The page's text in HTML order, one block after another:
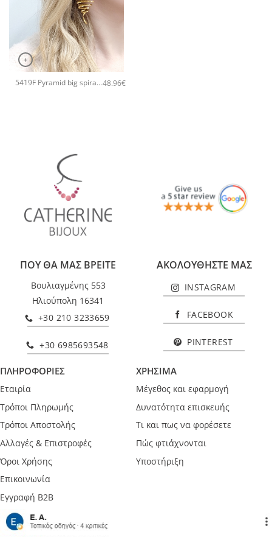
+
5419F Pyramid big spiral χειροποίητα σκουλαρίκια Catherine bijoux Ροζ χρυσό48.96€
ΠΟΥ ΘΑ ΜΑΣ ΒΡΕΙΤΕ
Βουλιαγμένης 553
Ηλιούπολη 16341
+30 210 3233659
+30 6985693548
ΑΚΟΛΟΥΘΗΣΤΕ ΜΑΣ
INSTAGRAM
FACEBOOK
PINTEREST
ΠΛΗΡΟΦΟΡΙΕΣ
Εταιρία
Τρόποι Πληρωμής
Τρόποι Αποστολής
Αλλαγές & Επιστροφές
Όροι Χρήσης
Επικοινωνία
Εγγραφή B2B
ΧΡΗΣΙΜΑ
Μέγεθος και εφαρμογή
Δυνατότητα επισκευής
Τι και πως να φορέσετε
Πώς φτιάχνονται
Υποστήριξη